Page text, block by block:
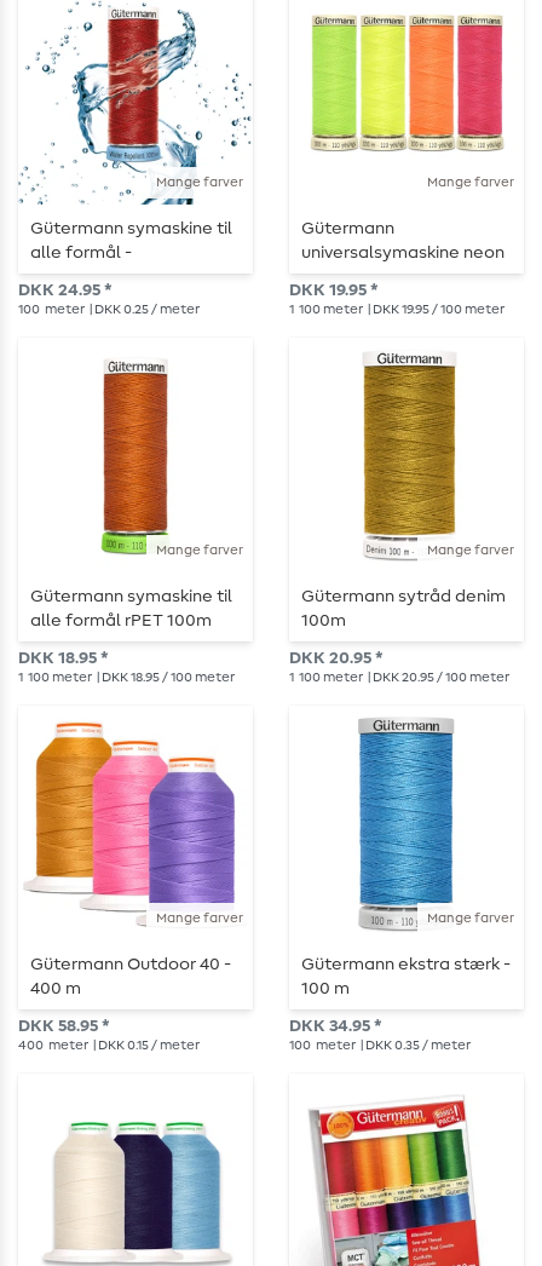
Mange farver
Gütermann symaskine til
alle formål -
Vandafvisende - 100 m
DKK 24.95 *
100 meter | DKK 0.25 / meter
Mange farver
Gütermann
universalsymaskine neon
100m
DKK 19.95 *
1 100 meter | DKK 19.95 / 100 meter
Mange farver
Gütermann symaskine til
alle formål rPET 100m
DKK 18.95 *
1 100 meter | DKK 18.95 / 100 meter
Mange farver
Gütermann sytråd denim
100m
DKK 20.95 *
1 100 meter | DKK 20.95 / 100 meter
Mange farver
Gütermann Outdoor 40 -
400 m
DKK 58.95 *
400 meter | DKK 0.15 / meter
Mange farver
Gütermann ekstra stærk -
100 m
DKK 34.95 *
100 meter | DKK 0.35 / meter